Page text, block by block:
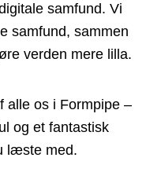
samfund. Vi
samfund, sammen
verden mere lilla.
alle os i Formpipe –
og et fantastisk
læste med.